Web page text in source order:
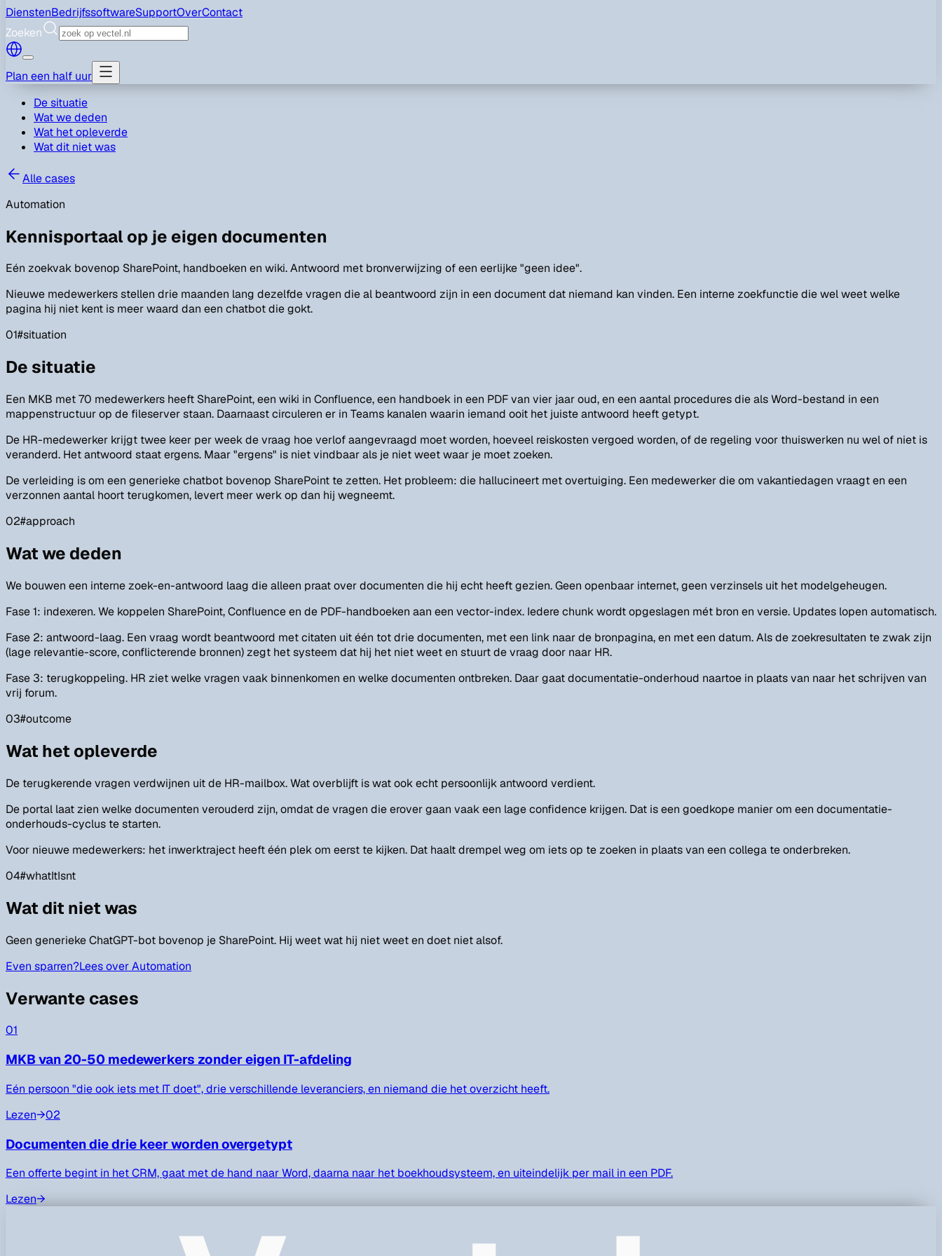
DienstenBedrijfssoftwareSupportOverContact
Zoeken
Plan een half uur
De situatie
Wat we deden
Wat het opleverde
Wat dit niet was
Alle cases
Automation
Kennisportaal op je eigen documenten
Eén zoekvak bovenop SharePoint, handboeken en wiki. Antwoord met bronverwijzing of een eerlijke "geen idee".
Nieuwe medewerkers stellen drie maanden lang dezelfde vragen die al beantwoord zijn in een document dat niemand kan vinden. Een interne zoekfunctie die wel weet welke
pagina hij niet kent is meer waard dan een chatbot die gokt.
01#situation
De situatie
Een MKB met 70 medewerkers heeft SharePoint, een wiki in Confluence, een handboek in een PDF van vier jaar oud, en een aantal procedures die als Word-bestand in een
mappenstructuur op de fileserver staan. Daarnaast circuleren er in Teams kanalen waarin iemand ooit het juiste antwoord heeft getypt.
De HR-medewerker krijgt twee keer per week de vraag hoe verlof aangevraagd moet worden, hoeveel reiskosten vergoed worden, of de regeling voor thuiswerken nu wel of niet is
veranderd. Het antwoord staat ergens. Maar "ergens" is niet vindbaar als je niet weet waar je moet zoeken.
De verleiding is om een generieke chatbot bovenop SharePoint te zetten. Het probleem: die hallucineert met overtuiging. Een medewerker die om vakantiedagen vraagt en een
verzonnen aantal hoort terugkomen, levert meer werk op dan hij wegneemt.
02#approach
Wat we deden
We bouwen een interne zoek-en-antwoord laag die alleen praat over documenten die hij echt heeft gezien. Geen openbaar internet, geen verzinsels uit het modelgeheugen.
Fase 1: indexeren. We koppelen SharePoint, Confluence en de PDF-handboeken aan een vector-index. Iedere chunk wordt opgeslagen mét bron en versie. Updates lopen automatisch.
Fase 2: antwoord-laag. Een vraag wordt beantwoord met citaten uit één tot drie documenten, met een link naar de bronpagina, en met een datum. Als de zoekresultaten te zwak zijn
(lage relevantie-score, conflicterende bronnen) zegt het systeem dat hij het niet weet en stuurt de vraag door naar HR.
Fase 3: terugkoppeling. HR ziet welke vragen vaak binnenkomen en welke documenten ontbreken. Daar gaat documentatie-onderhoud naartoe in plaats van naar het schrijven van
vrij forum.
03#outcome
Wat het opleverde
De terugkerende vragen verdwijnen uit de HR-mailbox. Wat overblijft is wat ook echt persoonlijk antwoord verdient.
De portal laat zien welke documenten verouderd zijn, omdat de vragen die erover gaan vaak een lage confidence krijgen. Dat is een goedkope manier om een documentatie-
onderhouds-cyclus te starten.
Voor nieuwe medewerkers: het inwerktraject heeft één plek om eerst te kijken. Dat haalt drempel weg om iets op te zoeken in plaats van een collega te onderbreken.
04#whatItIsnt
Wat dit niet was
Geen generieke ChatGPT-bot bovenop je SharePoint. Hij weet wat hij niet weet en doet niet alsof.
Even sparren?Lees over Automation
Verwante cases
01
MKB van 20-50 medewerkers zonder eigen IT-afdeling
Eén persoon "die ook iets met IT doet", drie verschillende leveranciers, en niemand die het overzicht heeft.
Lezen→02
Documenten die drie keer worden overgetypt
Een offerte begint in het CRM, gaat met de hand naar Word, daarna naar het boekhoudsysteem, en uiteindelijk per mail in een PDF.
Lezen→